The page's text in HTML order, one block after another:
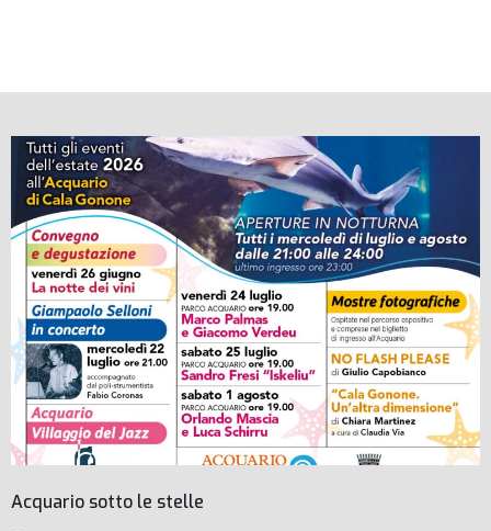
Acquario sotto le stelle